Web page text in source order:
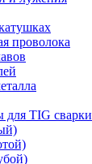
проволока
для TIG сварки